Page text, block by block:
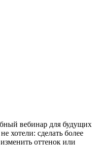
вебинар для будущих
хотели: сделать более
оттенок или